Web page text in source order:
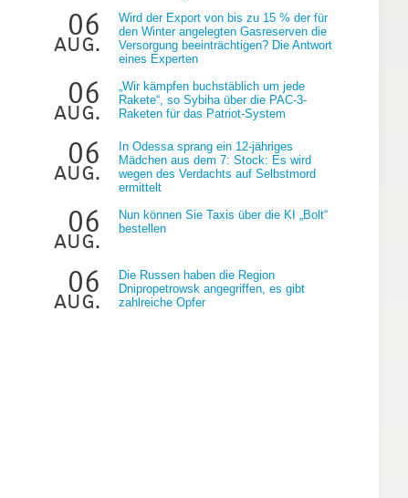
06
aug.
Wird der Export von bis zu 15 % der für
den Winter angelegten Gasreserven die
Versorgung beeinträchtigen? Die Antwort
eines Experten
06
aug.
„Wir kämpfen buchstäblich um jede
Rakete“, so Sybiha über die PAC-3-
Raketen für das Patriot-System
06
aug.
In Odessa sprang ein 12-jähriges
Mädchen aus dem 7: Stock: Es wird
wegen des Verdachts auf Selbstmord
ermittelt
06
aug.
Nun können Sie Taxis über die KI „Bolt“
bestellen
06
aug.
Die Russen haben die Region
Dnipropetrowsk angegriffen, es gibt
zahlreiche Opfer